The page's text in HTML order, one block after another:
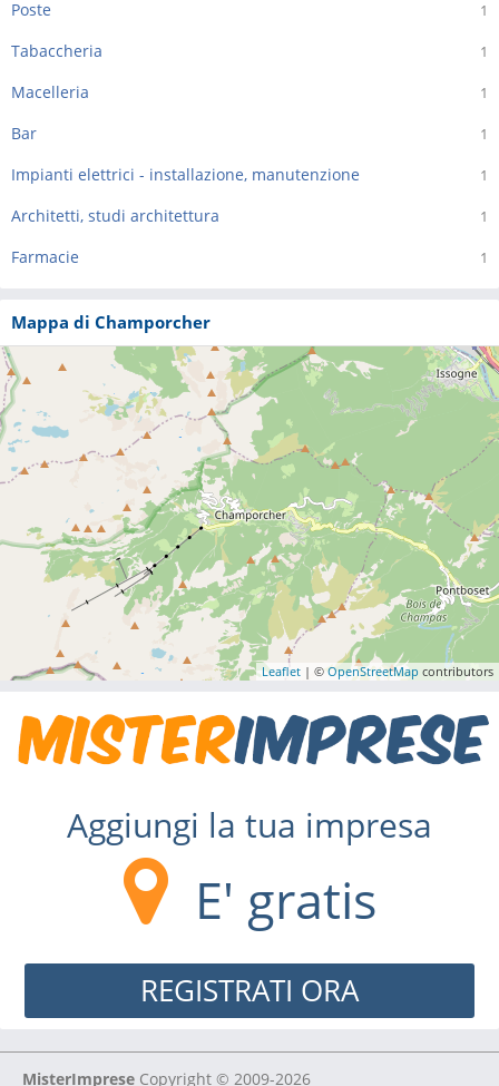
1
Poste
1
Tabaccheria
1
Macelleria
1
Bar
1
Impianti elettrici - installazione, manutenzione
1
Architetti, studi architettura
1
Farmacie
Mappa di Champorcher
Leaflet | © OpenStreetMap contributors
Aggiungi la tua impresa
E' gratis
REGISTRATI ORA
MisterImprese Copyright © 2009-2026